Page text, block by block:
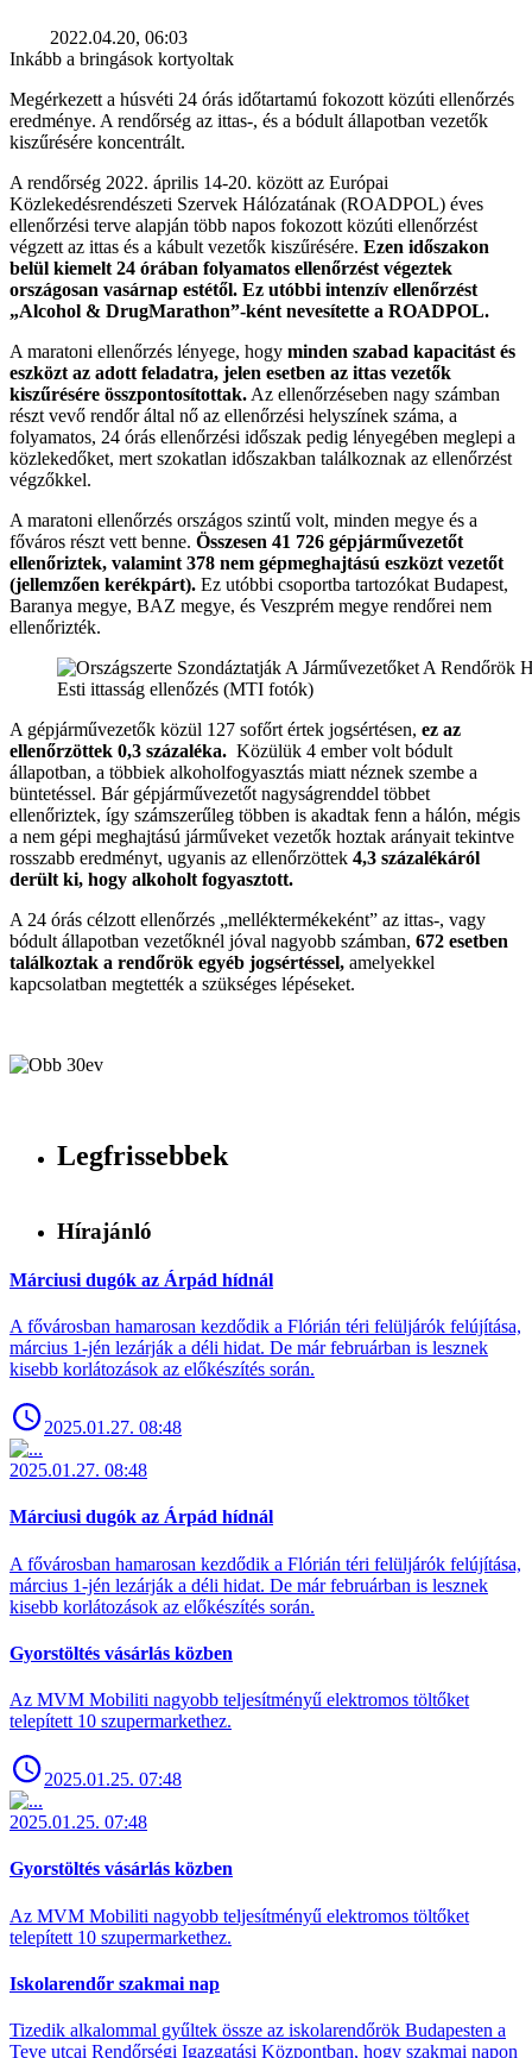
2022.04.20, 06:03
Inkább a bringások kortyoltak
Megérkezett a húsvéti 24 órás időtartamú fokozott közúti ellenőrzés
eredménye. A rendőrség az ittas-, és a bódult állapotban vezetők
kiszűrésére koncentrált.
A rendőrség 2022. április 14-20. között az Európai
Közlekedésrendészeti Szervek Hálózatának (ROADPOL) éves
ellenőrzési terve alapján több napos fokozott közúti ellenőrzést
végzett az ittas és a kábult vezetők kiszűrésére. Ezen időszakon
belül kiemelt 24 órában folyamatos ellenőrzést végeztek
országosan vasárnap estétől. Ez utóbbi intenzív ellenőrzést
„Alcohol & DrugMarathon”-ként nevesítette a ROADPOL.
A maratoni ellenőrzés lényege, hogy minden szabad kapacitást és
eszközt az adott feladatra, jelen esetben az ittas vezetők
kiszűrésére összpontosítottak. Az ellenőrzéseben nagy számban
részt vevő rendőr által nő az ellenőrzési helyszínek száma, a
folyamatos, 24 órás ellenőrzési időszak pedig lényegében meglepi a
közlekedőket, mert szokatlan időszakban találkoznak az ellenőrzést
végzőkkel.
A maratoni ellenőrzés országos szintű volt, minden megye és a
főváros részt vett benne. Összesen 41 726 gépjárművezetőt
ellenőriztek, valamint 378 nem gépmeghajtású eszközt vezetőt
(jellemzően kerékpárt). Ez utóbbi csoportba tartozókat Budapest,
Baranya megye, BAZ megye, és Veszprém megye rendőrei nem
ellenőrizték.
Esti ittasság ellenőzés (MTI fotók)
A gépjárművezetők közül 127 sofőrt értek jogsértésen, ez az
ellenőrzöttek 0,3 százaléka. Közülük 4 ember volt bódult
állapotban, a többiek alkoholfogyasztás miatt néznek szembe a
büntetéssel. Bár gépjárművezetőt nagyságrenddel többet
ellenőriztek, így számszerűleg többen is akadtak fenn a hálón, mégis
a nem gépi meghajtású járműveket vezetők hoztak arányait tekintve
rosszabb eredményt, ugyanis az ellenőrzöttek 4,3 százalékáról
derült ki, hogy alkoholt fogyasztott.
A 24 órás célzott ellenőrzés „melléktermékeként” az ittas-, vagy
bódult állapotban vezetőknél jóval nagyobb számban, 672 esetben
találkoztak a rendőrök egyéb jogsértéssel, amelyekkel
kapcsolatban megtették a szükséges lépéseket.
Legfrissebbek
Hírajánló
Márciusi dugók az Árpád hídnál
A fővárosban hamarosan kezdődik a Flórián téri felüljárók felújítása,
március 1-jén lezárják a déli hidat. De már februárban is lesznek
kisebb korlátozások az előkészítés során.
2025.01.27. 08:48
2025.01.27. 08:48
Márciusi dugók az Árpád hídnál
A fővárosban hamarosan kezdődik a Flórián téri felüljárók felújítása,
március 1-jén lezárják a déli hidat. De már februárban is lesznek
kisebb korlátozások az előkészítés során.
Gyorstöltés vásárlás közben
Az MVM Mobiliti nagyobb teljesítményű elektromos töltőket
telepített 10 szupermarkethez.
2025.01.25. 07:48
2025.01.25. 07:48
Gyorstöltés vásárlás közben
Az MVM Mobiliti nagyobb teljesítményű elektromos töltőket
telepített 10 szupermarkethez.
Iskolarendőr szakmai nap
Tizedik alkalommal gyűltek össze az iskolarendőrök Budapesten a
Teve utcai Rendőrségi Igazgatási Központban, hogy szakmai napon